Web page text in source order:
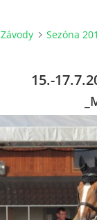
Závody Sezóna
15.-